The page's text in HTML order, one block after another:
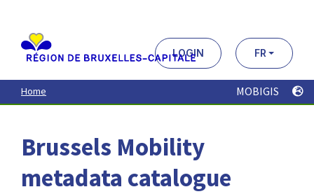
contenu
principal
LOGIN FR
Home MOBIGIS
Brussels Mobility
metadata catalogue